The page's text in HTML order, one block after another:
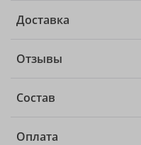
Доставка
Отзывы
Состав
Оплата